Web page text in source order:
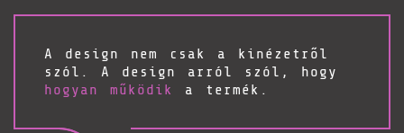
A design nem csak a kinézetről
szól. A design arról szól, hogy
hogyan működik
a termék.